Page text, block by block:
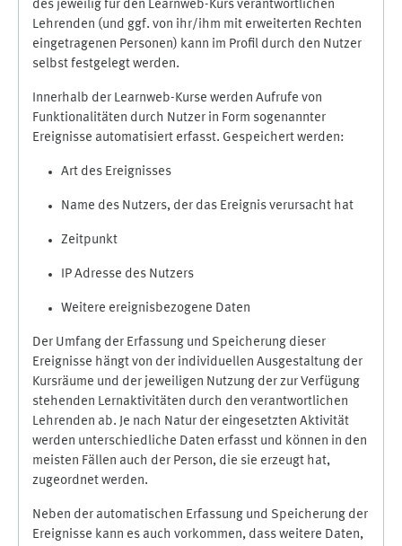
des jeweilig für den Learnweb-Kurs verantwortlichen
Lehrenden (und ggf. von ihr/ihm mit erweiterten Rechten
eingetragenen Personen) kann im Profil durch den Nutzer
selbst festgelegt werden.
Innerhalb der Learnweb-Kurse werden Aufrufe von
Funktionalitäten durch Nutzer in Form sogenannter
Ereignisse automatisiert erfasst. Gespeichert werden:
Art des Ereignisses
Name des Nutzers, der das Ereignis verursacht hat
Zeitpunkt
IP Adresse des Nutzers
Weitere ereignisbezogene Daten
Der Umfang der Erfassung und Speicherung dieser
Ereignisse hängt von der individuellen Ausgestaltung der
Kursräume und der jeweiligen Nutzung der zur Verfügung
stehenden Lernaktivitäten durch den verantwortlichen
Lehrenden ab. Je nach Natur der eingesetzten Aktivität
werden unterschiedliche Daten erfasst und können in den
meisten Fällen auch der Person, die sie erzeugt hat,
zugeordnet werden.
Neben der automatischen Erfassung und Speicherung der
Ereignisse kann es auch vorkommen, dass weitere Daten,